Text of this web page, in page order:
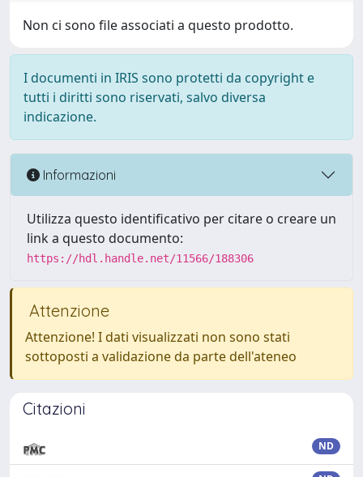
Non ci sono file associati a questo prodotto.
I documenti in IRIS sono protetti da copyright e
tutti i diritti sono riservati, salvo diversa
indicazione.
Informazioni
Utilizza questo identificativo per citare o creare un
link a questo documento:
https://hdl.handle.net/11566/188306
Attenzione
Attenzione! I dati visualizzati non sono stati
sottoposti a validazione da parte dell'ateneo
Citazioni
ND